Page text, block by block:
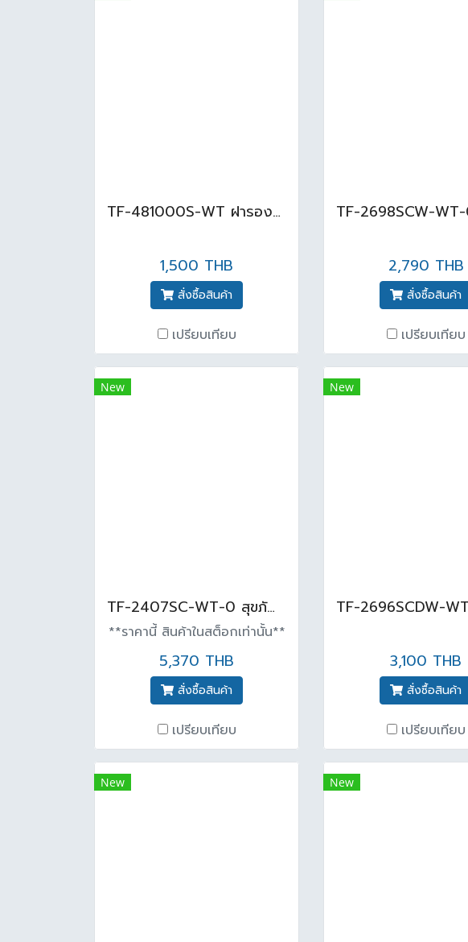
TF-481000S-WT ฝารองนั่ง รุ่น 481S ( 2697/2698 ) สีขาว
1,500 THB
สั่งซื้อสินค้า
เปรียบเทียบ
2,790 THB
สั่งซื้อสินค้า
เปรียบเทียบ
New
TF-2407SC-WT-0 สุขภัณฑ์สองชิ้น 3/4.2L รุ่น COBPACT CODIE สีขาว
**ราคานี้ สินค้าในสต็อกเท่านั้น**
5,370 THB
สั่งซื้อสินค้า
เปรียบเทียบ
New
3,100 THB
สั่งซื้อสินค้า
เปรียบเทียบ
New New